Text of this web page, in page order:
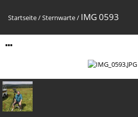
Startseite/Sternwarte/ IMG 0593